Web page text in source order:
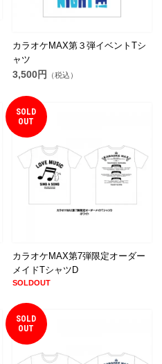
カラオケMAX第３弾イベントTシ
ャツ
3,500円 （税込）
SOLD
OUT
カラオケMAX第7弾限定オーダー
メイドTシャツD
SOLDOUT
SOLD
OUT